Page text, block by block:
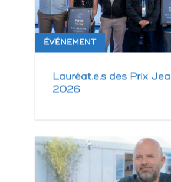
ÉVÉNEMENT
Lauréat.e.s des Prix
2026